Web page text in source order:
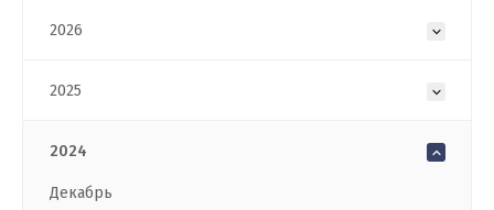
2026
2025
2024
Декабрь